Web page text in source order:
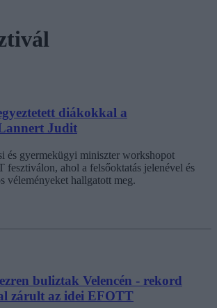
diákokkal a
Judit
és gyermekügyi miniszter workshopot
fesztiválon, ahol a felsőoktatás jelenével és
véleményeket hallgatott meg.
buliztak Velencén - rekord
zárult az idei EFOTT